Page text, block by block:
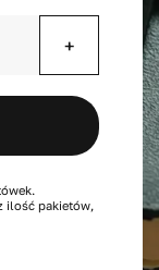
ilość pakietów,